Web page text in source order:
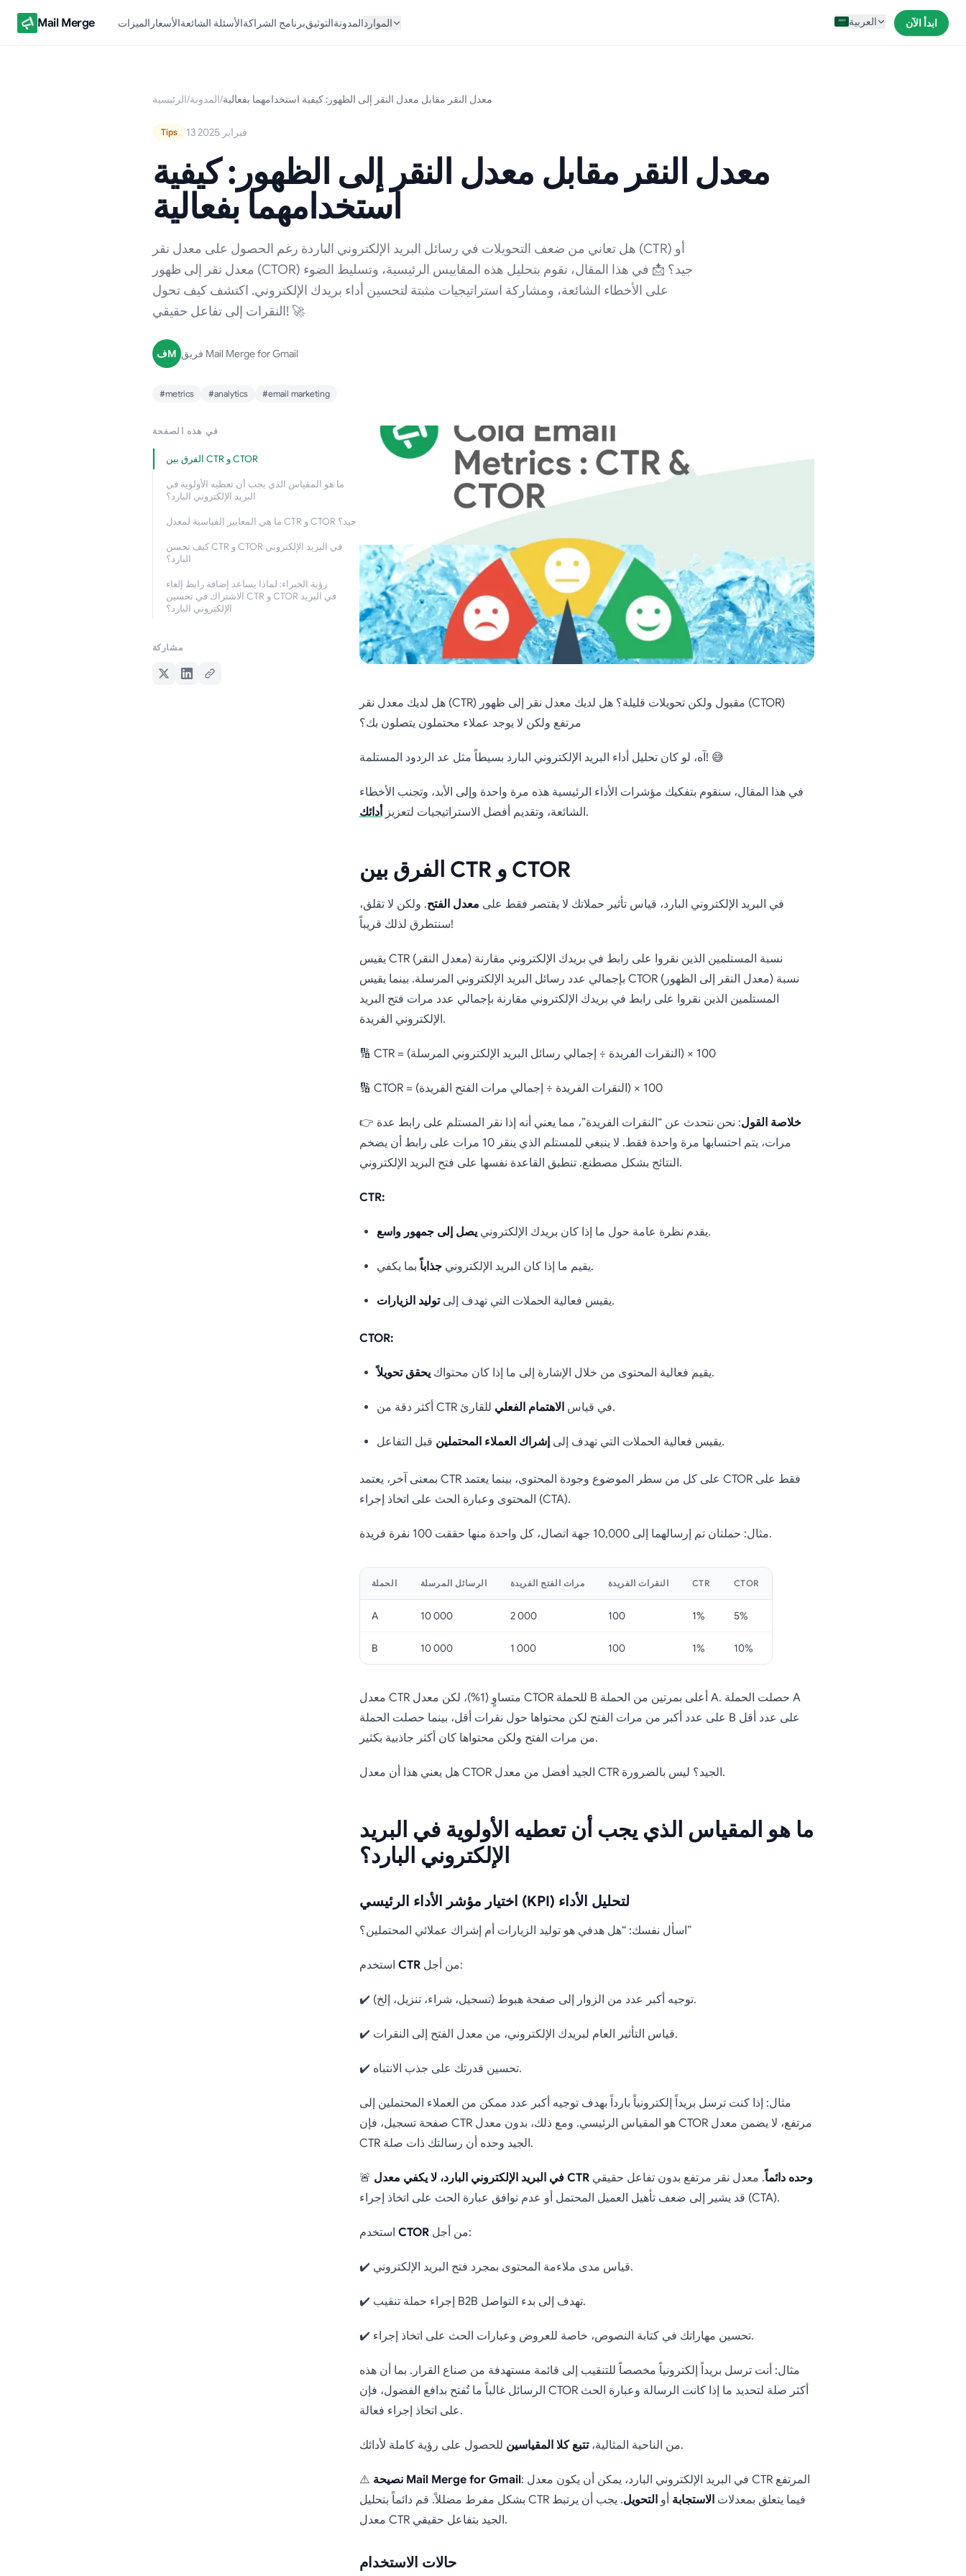
Mail Merge الميزات الأسعارالأسئلة الشائعةبرنامج الشراكةالتوثيقالمدونةالموارد العربية ابدأ الآن
الرئيسية/المدونة/معدل النقر مقابل معدل النقر إلى الظهور: كيفية استخدامهما بفعالية
Tips 13 فبراير 2025
معدل النقر مقابل معدل النقر إلى الظهور: كيفية
استخدامهما بفعالية
هل تعاني من ضعف التحويلات في رسائل البريد الإلكتروني الباردة رغم الحصول على معدل نقر (CTR) أو
معدل نقر إلى ظهور (CTOR) جيد؟ 📩 في هذا المقال، نقوم بتحليل هذه المقاييس الرئيسية، وتسليط الضوء
على الأخطاء الشائعة، ومشاركة استراتيجيات مثبتة لتحسين أداء بريدك الإلكتروني. اكتشف كيف تحول
النقرات إلى تفاعل حقيقي! 🚀
فM فريق Mail Merge for Gmail
#metrics #analytics #email marketing
في هذه الصفحة
الفرق بين CTR و CTOR
ما هو المقياس الذي يجب أن تعطيه الأولوية في
البريد الإلكتروني البارد؟
ما هي المعايير القياسية لمعدل CTR و CTOR جيد؟
كيف تحسن CTR و CTOR في البريد الإلكتروني
البارد؟
رؤية الخبراء: لماذا يساعد إضافة رابط إلغاء
الاشتراك في تحسين CTR و CTOR في البريد
الإلكتروني البارد؟
مشاركة
هل لديك معدل نقر (CTR) مقبول ولكن تحويلات قليلة؟ هل لديك معدل نقر إلى ظهور (CTOR)
مرتفع ولكن لا يوجد عملاء محتملون يتصلون بك؟
آه، لو كان تحليل أداء البريد الإلكتروني البارد بسيطاً مثل عد الردود المستلمة! 😅
في هذا المقال، سنقوم بتفكيك مؤشرات الأداء الرئيسية هذه مرة واحدة وإلى الأبد، وتجنب الأخطاء
الشائعة، وتقديم أفضل الاستراتيجيات لتعزيزأدائك .
الفرق بين CTR و CTOR
في البريد الإلكتروني البارد، قياس تأثير حملاتك لا يقتصر فقط على معدل الفتح. ولكن لا تقلق،
سنتطرق لذلك قريباً!
يقيس CTR (معدل النقر) نسبة المستلمين الذين نقروا على رابط في بريدك الإلكتروني مقارنة
بإجمالي عدد رسائل البريد الإلكتروني المرسلة. بينما يقيس CTOR (معدل النقر إلى الظهور) نسبة
المستلمين الذين نقروا على رابط في بريدك الإلكتروني مقارنة بإجمالي عدد مرات فتح البريد
الإلكتروني الفريدة.
🔢 CTR = (النقرات الفريدة ÷ إجمالي رسائل البريد الإلكتروني المرسلة) × 100
🔢 CTOR = (النقرات الفريدة ÷ إجمالي مرات الفتح الفريدة) × 100
👉 خلاصة القول: نحن نتحدث عن “النقرات الفريدة”، مما يعني أنه إذا نقر المستلم على رابط عدة
مرات، يتم احتسابها مرة واحدة فقط. لا ينبغي للمستلم الذي ينقر 10 مرات على رابط أن يضخم
النتائج بشكل مصطنع. تنطبق القاعدة نفسها على فتح البريد الإلكتروني.
CTR:
يقدم نظرة عامة حول ما إذا كان بريدك الإلكترونييصل إلى جمهور واسع .
يقيم ما إذا كان البريد الإلكترونيجذاباً بما يكفي.
يقيس فعالية الحملات التي تهدف إلىتوليد الزيارات .
CTOR:
يقيم فعالية المحتوى من خلال الإشارة إلى ما إذا كان محتواكيحقق تحويلاً .
أكثر دقة من CTR في قياسالاهتمام الفعلي للقارئ.
يقيس فعالية الحملات التي تهدف إلىإشراك العملاء المحتملين قبل التفاعل.
بمعنى آخر، يعتمد CTR على كل من سطر الموضوع وجودة المحتوى، بينما يعتمد CTOR فقط على
المحتوى وعبارة الحث على اتخاذ إجراء (CTA).
مثال: حملتان تم إرسالهما إلى 10,000 جهة اتصال، كل واحدة منها حققت 100 نقرة فريدة.
الحملة الرسائل المرسلة مرات الفتح الفريدة النقرات الفريدة CTR CTOR
A 10 000 2 000 100 1% 5%
B 10 000 1 000 100 1% 10%
معدل CTR متساوٍ (1%)، لكن معدل CTOR للحملة B أعلى بمرتين من الحملة A. حصلت الحملة A
على عدد أكبر من مرات الفتح لكن محتواها حول نقرات أقل، بينما حصلت الحملة B على عدد أقل
من مرات الفتح ولكن محتواها كان أكثر جاذبية بكثير.
هل يعني هذا أن معدل CTOR الجيد أفضل من معدل CTR الجيد؟ ليس بالضرورة.
ما هو المقياس الذي يجب أن تعطيه الأولوية في البريد
الإلكتروني البارد؟
اختيار مؤشر الأداء الرئيسي (KPI) لتحليل الأداء
اسأل نفسك: “هل هدفي هو توليد الزيارات أم إشراك عملائي المحتملين؟”
CTR من أجل:
✔️ توجيه أكبر عدد من الزوار إلى صفحة هبوط (تسجيل، شراء، تنزيل، إلخ).
✔️ قياس التأثير العام لبريدك الإلكتروني، من معدل الفتح إلى النقرات.
✔️ تحسين قدرتك على جذب الانتباه.
مثال: إذا كنت ترسل بريداً إلكترونياً بارداً بهدف توجيه أكبر عدد ممكن من العملاء المحتملين إلى
صفحة تسجيل، فإن CTR هو المقياس الرئيسي. ومع ذلك، بدون معدل CTOR مرتفع، لا يضمن معدل
CTR الجيد وحده أن رسالتك ذات صلة.
🚨 في البريد الإلكتروني البارد، لا يكفي معدل CTR وحده دائماً. معدل نقر مرتفع بدون تفاعل حقيقي
قد يشير إلى ضعف تأهيل العميل المحتمل أو عدم توافق عبارة الحث على اتخاذ إجراء (CTA).
CTOR من أجل:
✔️ قياس مدى ملاءمة المحتوى بمجرد فتح البريد الإلكتروني.
✔️ إجراء حملة تنقيب B2B تهدف إلى بدء التواصل.
✔️ تحسين مهاراتك في كتابة النصوص، خاصة للعروض وعبارات الحث على اتخاذ إجراء.
مثال: أنت ترسل بريداً إلكترونياً مخصصاً للتنقيب إلى قائمة مستهدفة من صناع القرار. بما أن هذه
الرسائل غالباً ما تُفتح بدافع الفضول، فإن CTOR أكثر صلة لتحديد ما إذا كانت الرسالة وعبارة الحث
على اتخاذ إجراء فعالة.
من الناحية المثالية،تتبع كلا المقياسين للحصول على رؤية كاملة لأدائك.
⚠️ نصيحة Mail Merge for Gmail: في البريد الإلكتروني البارد، يمكن أن يكون معدل CTR المرتفع
بشكل مفرط مضللاً. قم دائماً بتحليل CTR فيما يتعلق بمعدلاتالاستجابة أوالتحويل. يجب أن يرتبط
معدل CTR الجيد بتفاعل حقيقي.
حالات الاستخدام